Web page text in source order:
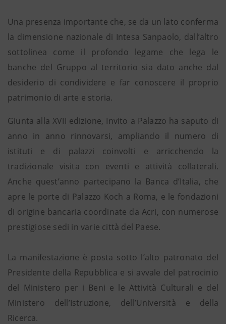
Una presenza importante che, se da un lato conferma
la dimensione nazionale di Intesa Sanpaolo, dall’altro
sottolinea come il profondo legame che lega le
banche del Gruppo al territorio sia dato anche dal
desiderio di condividere e far conoscere il proprio
patrimonio di arte e storia.
Giunta alla XVII edizione, Invito a Palazzo ha saputo di
anno in anno rinnovarsi, ampliando il numero di
istituti e di palazzi coinvolti e arricchendo la
tradizionale visita con eventi e attività collaterali.
Anche quest’anno partecipano la Banca d’Italia, che
apre le porte di Palazzo Koch a Roma, e le fondazioni
di origine bancaria coordinate da Acri, con numerose
prestigiose sedi in varie città del Paese.
La manifestazione è posta sotto l’alto patronato del
Presidente della Repubblica e si avvale del patrocinio
del Ministero per i Beni e le Attività Culturali e del
Ministero dell’Istruzione, dell’Università e della
Ricerca.